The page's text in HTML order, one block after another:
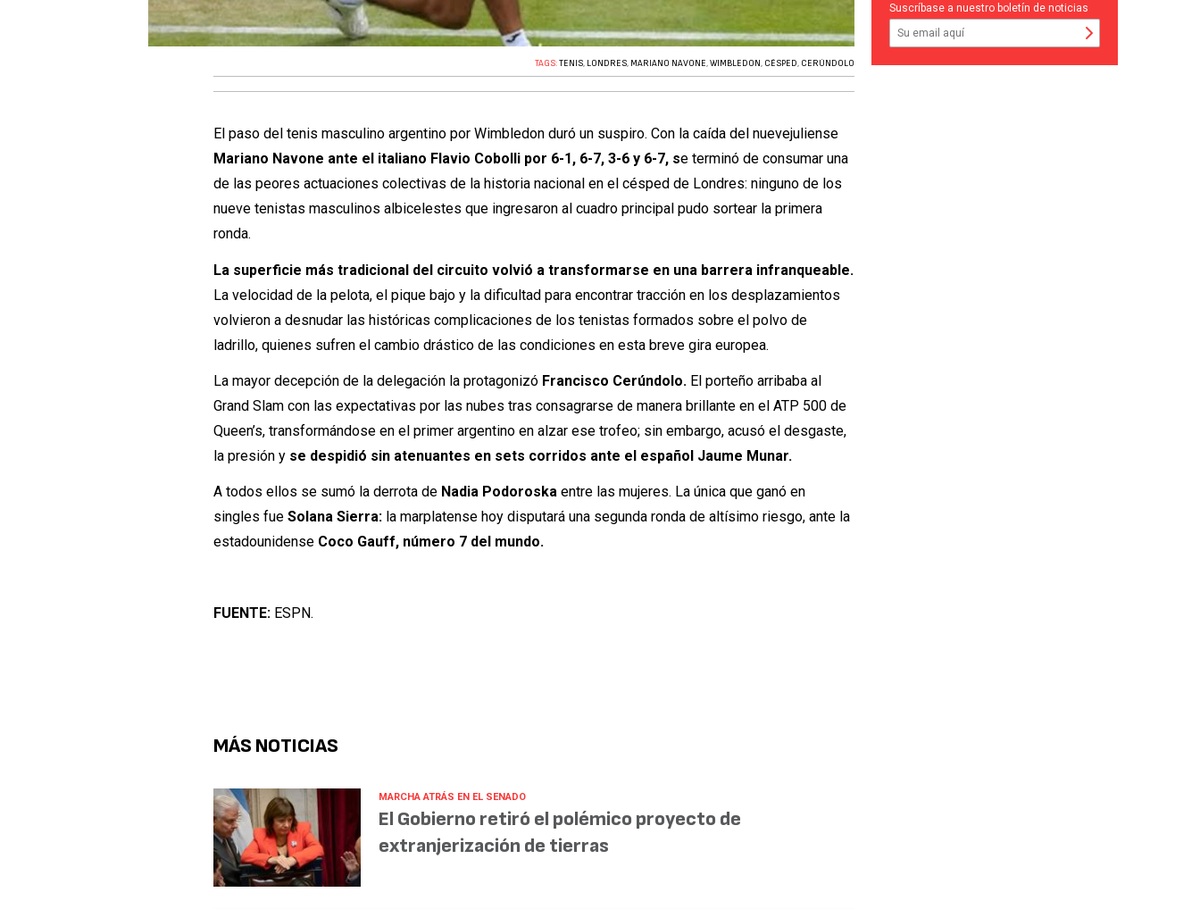
TAGS:TENIS, LONDRES, MARIANO NAVONE,WIMBLEDON, CÉSPED, CERÚNDOLO
El paso del tenis masculino argentino por Wimbledon duró un suspiro. Con la caída del nuevejuliense
Mariano Navone ante el italiano Flavio Cobolli por 6-1, 6-7, 3-6 y 6-7, se terminó de consumar una
de las peores actuaciones colectivas de la historia nacional en el césped de Londres: ninguno de los
nueve tenistas masculinos albicelestes que ingresaron al cuadro principal pudo sortear la primera
ronda.
La superficie más tradicional del circuito volvió a transformarse en una barrera infranqueable.
La velocidad de la pelota, el pique bajo y la dificultad para encontrar tracción en los desplazamientos
volvieron a desnudar las históricas complicaciones de los tenistas formados sobre el polvo de
ladrillo, quienes sufren el cambio drástico de las condiciones en esta breve gira europea.
La mayor decepción de la delegación la protagonizó Francisco Cerúndolo. El porteño arribaba al
Grand Slam con las expectativas por las nubes tras consagrarse de manera brillante en el ATP 500 de
Queen’s, transformándose en el primer argentino en alzar ese trofeo; sin embargo, acusó el desgaste,
la presión y se despidió sin atenuantes en sets corridos ante el español Jaume Munar.
A todos ellos se sumó la derrota de Nadia Podoroska entre las mujeres. La única que ganó en
singles fueSolana Sierra: la marplatense hoy disputará una segunda ronda de altísimo riesgo, ante la
estadounidense Coco Gauff, número 7 del mundo.
FUENTE: ESPN.
MÁS NOTICIAS
MARCHA ATRÁS EN EL SENADO
El Gobierno retiró el polémico proyecto de
extranjerización de tierras
Suscríbase a nuestro boletín de noticias